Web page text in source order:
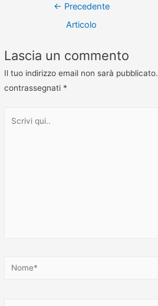
← Precedente
Articolo
Lascia un commento
Il tuo indirizzo email non sarà pubblicato.
contrassegnati *